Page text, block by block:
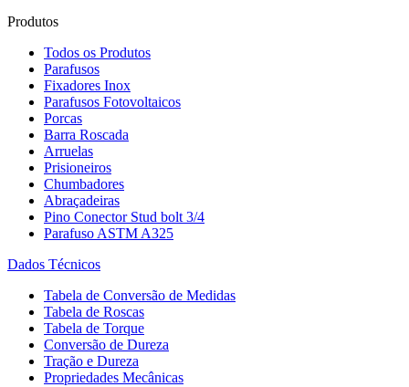
Produtos
Todos os Produtos
Parafusos
Fixadores Inox
Parafusos Fotovoltaicos
Porcas
Barra Roscada
Arruelas
Prisioneiros
Chumbadores
Abraçadeiras
Pino Conector Stud bolt 3/4
Parafuso ASTM A325
Dados Técnicos
Tabela de Conversão de Medidas
Tabela de Roscas
Tabela de Torque
Conversão de Dureza
Tração e Dureza
Propriedades Mecânicas